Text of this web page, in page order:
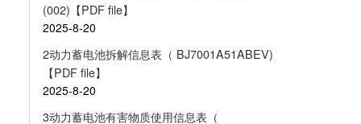
(002)【PDF file】
2025-8-20
2动力蓄电池拆解信息表（ BJ7001A51ABEV)
【PDF file】
2025-8-20
3动力蓄电池有害物质使用信息表（